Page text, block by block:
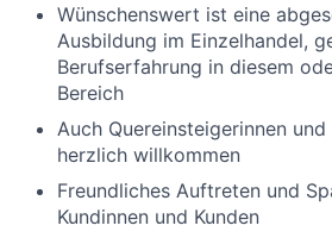
Wünschenswert ist eine
Ausbildung im Einzelhandel,
Berufserfahrung in diesem
Bereich
Auch Quereinsteigerinnen
herzlich willkommen
Freundliches Auftreten und
Kundinnen und Kunden